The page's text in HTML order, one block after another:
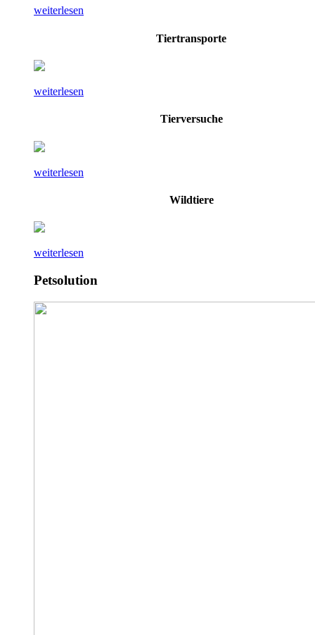
weiterlesen
Tiertransporte
weiterlesen
Tierversuche
weiterlesen
Wildtiere
weiterlesen
Petsolution